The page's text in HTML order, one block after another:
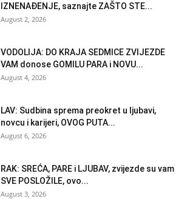
IZNENAĐENJE, saznajte ZAŠTO STE...
August 2, 2026
VODOLIJA: DO KRAJA SEDMICE ZVIJEZDE
VAM donose GOMILU PARA i NOVU...
August 4, 2026
LAV: Sudbina sprema preokret u ljubavi,
novcu i karijeri, OVOG PUTA...
August 6, 2026
RAK: SREĆA, PARE i LJUBAV, zvijezde su vam
SVE POSLOŽILE, ovo...
August 3, 2026